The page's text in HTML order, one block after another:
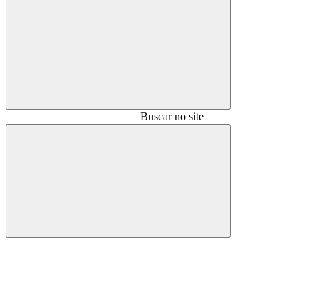
BuscarBuscar no site
Buscar